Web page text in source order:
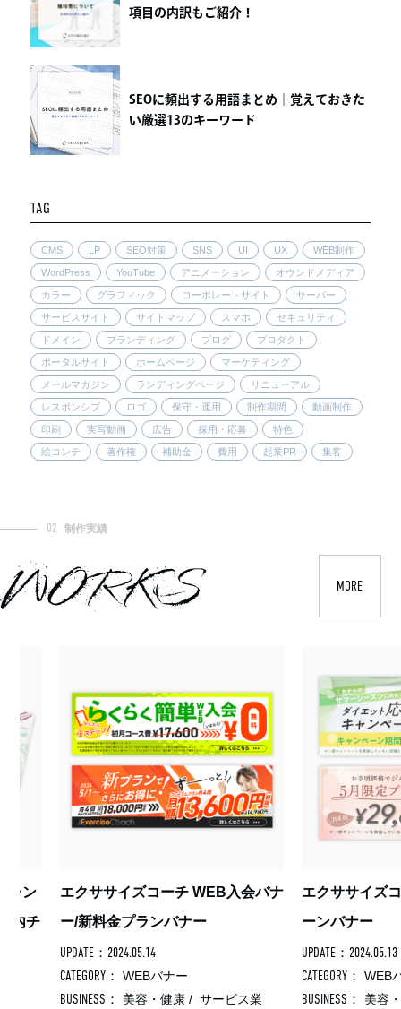
項目の内訳もご紹介！
SEOに頻出する用語まとめ｜覚えておきた
い厳選13のキーワード
TAG
CMS LP SEO対策 SNS UI UX WEB制作
WordPress YouTube アニメーション オウンドメディア
カラー グラフィック コーポレートサイト サーバー
サービスサイト サイトマップ スマホ セキュリティ
ドメイン ブランディング ブログ プロダクト
ポータルサイト ホームページ マーケティング
メールマガジン ランディングページ リニューアル
レスポンシブ ロゴ 保守・運用 制作期間 動画制作
印刷 実写動画 広告 採用・応募 特色
絵コンテ 著作権 補助金 費用 起業PR 集客
02 制作実績
WORKS
エクササイズコーチ WEB入会バナ
ー/新料金プランバナー
UPDATE：2024.05.14
CATEGORY： WEBバナー
BUSINESS： 美容・健康/ サービス業
エクササイズコーチ
ーンバナー
UPDATE：2024.05.13
CATEGORY： WEBバナー
BUSINESS： 美容・健康/
MORE